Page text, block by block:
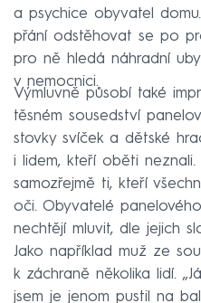
a psychice obyvatel
přání odstěhovat se po
pro ně hledá náhradní
v nemocnici.
Výmluvně působí také
těsném sousedství
stovky svíček a dětské
i lidem, kteří oběti
samozřejmě ti, kteří
oči. Obyvatelé
nechtějí mluvit, dle jejich
Jako například muž ze
k záchraně několika lidí.
jsem je jenom pustil na